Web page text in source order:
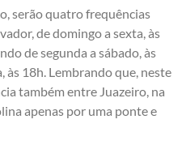
serão quatro frequências
de domingo a sexta, às
de segunda a sábado, às
às 18h. Lembrando que, neste
também entre Juazeiro, na
apenas por uma ponte e